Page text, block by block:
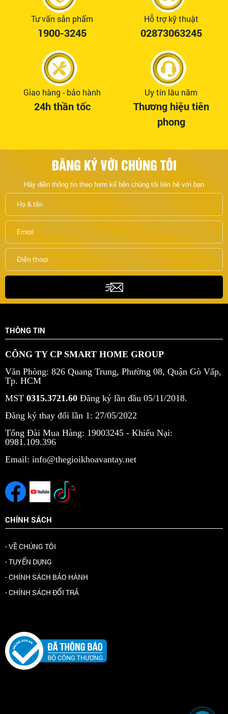
Tư vấn sản phẩm
1900-3245
Hỗ trợ kỹ thuật
02873063245
Giao hàng - bảo hành
24h thần tốc
Uy tín lâu năm
Thương hiệu tiên
phong
ĐĂNG KÝ VỚI CHÚNG TÔI
Hãy điền thông tin theo form kế bên chúng tôi liên hệ với bạn
THÔNG TIN
CÔNG TY CP SMART HOME GROUP
Văn Phòng: 826 Quang Trung, Phường 08, Quận Gò Vấp,
Tp. HCM
MST 0315.3721.60 Đăng ký lần đầu 05/11/2018.
Đăng ký thay đổi lần 1: 27/05/2022
Tổng Đài Mua Hàng: 19003245 - Khiếu Nại:
0981.109.396
Email: info@thegioikhoavantay.net
CHÍNH SÁCH
- VỀ CHÚNG TÔI
- TUYỂN DỤNG
- CHÍNH SÁCH BẢO HÀNH
- CHÍNH SÁCH ĐỔI TRẢ